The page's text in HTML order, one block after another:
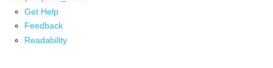
Get Help
Feedback
Readability